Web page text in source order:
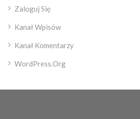
Zaloguj Się
Kanał Wpisów
Kanał Komentarzy
WordPress.org